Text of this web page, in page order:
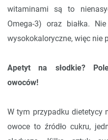
witaminami są to
Omega-3) oraz białka.
wysokokaloryczne, więc nie
Apetyt na słodkie?
owoców!
W tym przypadku dietetycy
owoce to źródło cukru,